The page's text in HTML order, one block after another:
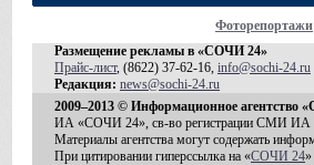
Фоторепортажи
Размещение рекламы в «СОЧИ 24»
Прайс-лист, (8622) 37-62-16, info@sochi-24.ru
Редакция: news@sochi-24.ru
2009–2013 © Информационное агентство
ИА «СОЧИ 24», св-во регистрации СМИ
Материалы агентства могут содержать
При цитировании гиперссылка на «СОЧИ 24»